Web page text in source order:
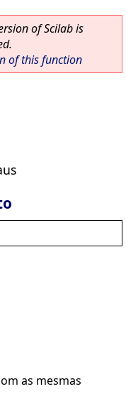
of Scilab is
of this function
as mesmas